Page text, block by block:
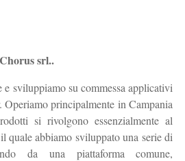
srl..
e sviluppiamo su commessa applicativi
Operiamo principalmente in Campania
si rivolgono essenzialmente al
quale abbiamo sviluppato una serie di
da una piattaforma comune,